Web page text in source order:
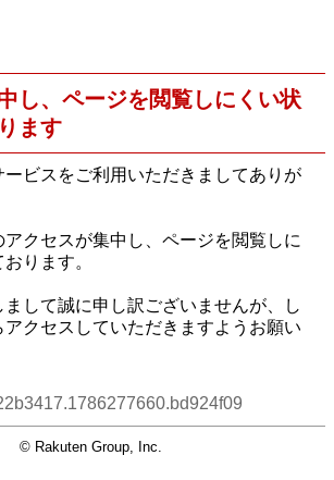
し、ページを閲覧しにくい状
ます
ービスをご利用いただきましてありが
クセスが集中し、ページを閲覧しに
ります。
まして誠に申し訳ございませんが、し
クセスしていただきますようお願い
© Rakuten Group, Inc.